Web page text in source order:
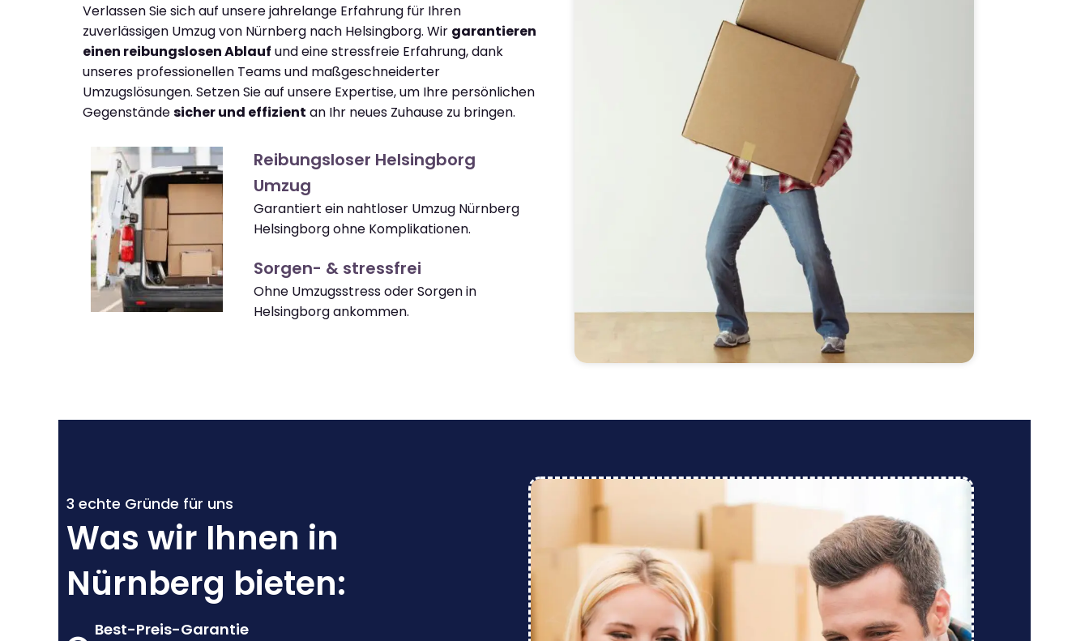
Verlassen Sie sich auf unsere jahrelange Erfahrung für Ihren
zuverlässigen Umzug von Nürnberg nach Helsingborg. Wir garantieren
einen reibungslosen Ablauf und eine stressfreie Erfahrung, dank
unseres professionellen Teams und maßgeschneiderter
Umzugslösungen. Setzen Sie auf unsere Expertise, um Ihre persönlichen
Gegenständesicher und effizient an Ihr neues Zuhause zu bringen.
Reibungsloser Helsingborg
Umzug
Garantiert ein nahtloser Umzug Nürnberg
Helsingborg ohne Komplikationen.
Sorgen- & stressfrei
Ohne Umzugsstress oder Sorgen in
Helsingborg ankommen.
3 echte Gründe für uns
Was wir Ihnen in
Nürnberg bieten:
Best-Preis-Garantie